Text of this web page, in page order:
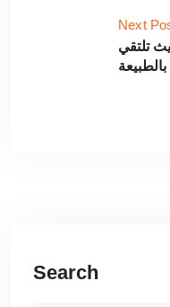
Next
تلتقي
بالطبيعة
Search